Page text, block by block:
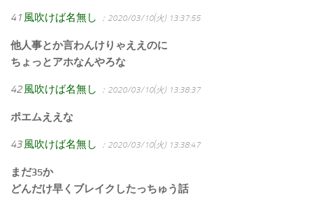
41 風吹けば名無し ：2020/03/10(火) 13:37:55
他人事とか言わんけりゃええのに
ちょっとアホなんやろな
42 風吹けば名無し ：2020/03/10(火) 13:38:37
ポエムええな
43 風吹けば名無し ：2020/03/10(火) 13:38:47
まだ35か
どんだけ早くブレイクしたっちゅう話